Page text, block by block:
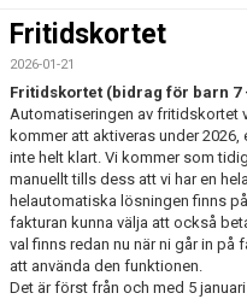
FÖR LEDARE
KONTAKT
BILDGALLERI
Fritidskortet
2026-01-21
Fritidskortet (bidrag för barn 7
Automatiseringen av fritidskortet
kommer att aktiveras under
inte helt klart. Vi kommer som
manuellt tills dess att vi har en
helautomatiska lösningen finns
fakturan kunna välja att också
val finns redan nu när ni går in
att använda den funktionen.
Det är först från och med 5